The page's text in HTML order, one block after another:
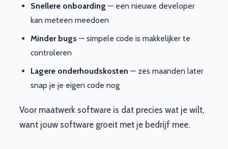
Snellere onboarding — een nieuwe developer
kan meteen meedoen
Minder bugs — simpele code is makkelijker te
controleren
Lagere onderhoudskosten — zes maanden later
snap je je eigen code nog
Voor maatwerk software is dat precies wat je wilt,
want jouw software groeit met je bedrijf mee.